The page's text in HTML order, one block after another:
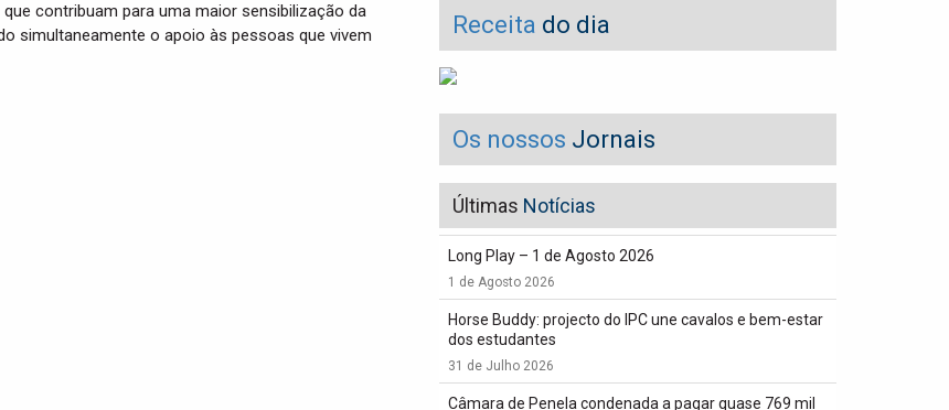
contribuam para uma maior sensibilização da
simultaneamente o apoio às pessoas que vivem
Receita do dia
Os nossos Jornais
Últimas Notícias
Long Play – 1 de Agosto 2026
1 de Agosto 2026
Horse Buddy: projecto do IPC une cavalos e bem-estar
dos estudantes
31 de Julho 2026
Câmara de Penela condenada a pagar quase 769 mil